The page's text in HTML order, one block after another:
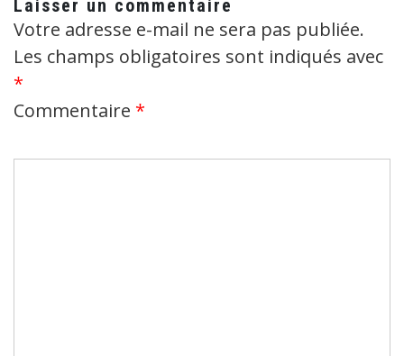
Laisser un commentaire
Votre adresse e-mail ne sera pas publiée.
Les champs obligatoires sont indiqués avec
*
Commentaire *